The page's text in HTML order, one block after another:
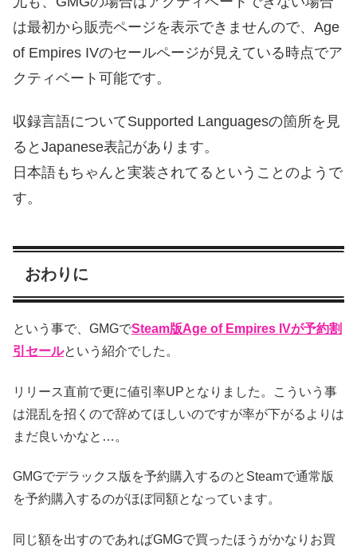
は最初から販売ページを表示できませんので、Age
of Empires IVのセールページが見えている時点でア
クティベート可能です。
収録言語についてSupported Languagesの箇所を見
るとJapanese表記があります。
日本語もちゃんと実装されてるということのようで
す。
おわりに
という事で、GMGでSteam版Age of Empires IVが予約割
引セールという紹介でした。
リリース直前で更に値引率UPとなりました。こういう事
は混乱を招くので辞めてほしいのですが率が下がるよりは
まだ良いかなと…。
GMGでデラックス版を予約購入するのとSteamで通常版
を予約購入するのがほぼ同額となっています。
同じ額を出すのであればGMGで買ったほうがかなりお買